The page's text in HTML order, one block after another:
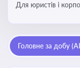
Для юристів і
обов’язків
впливу змін у
Головне за добу